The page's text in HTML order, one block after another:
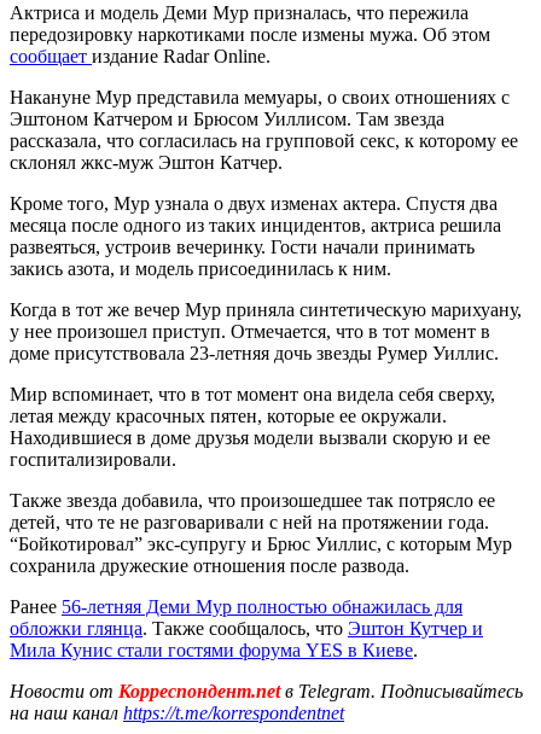
Актриса и модель Деми Мур призналась, что пережила
передозировку наркотиками после измены мужа. Об этом
сообщает издание Radar Online.
Накануне Мур представила мемуары, о своих отношениях с
Эштоном Катчером и Брюсом Уиллисом. Там звезда
рассказала, что согласилась на групповой секс, к которому ее
склонял жкс-муж Эштон Катчер.
Кроме того, Мур узнала о двух изменах актера. Спустя два
месяца после одного из таких инцидентов, актриса решила
развеяться, устроив вечеринку. Гости начали принимать
закись азота, и модель присоединилась к ним.
Когда в тот же вечер Мур приняла синтетическую марихуану,
у нее произошел приступ. Отмечается, что в тот момент в
доме присутствовала 23-летняя дочь звезды Румер Уиллис.
Мир вспоминает, что в тот момент она видела себя сверху,
летая между красочных пятен, которые ее окружали.
Находившиеся в доме друзья модели вызвали скорую и ее
госпитализировали.
Также звезда добавила, что произошедшее так потрясло ее
детей, что те не разговаривали с ней на протяжении года.
“Бойкотировал” экс-супругу и Брюс Уиллис, с которым Мур
сохранила дружеские отношения после развода.
Ранее 56-летняя Деми Мур полностью обнажилась для
обложки глянца. Также сообщалось, что Эштон Кутчер и
Мила Кунис стали гостями форума YES в Киеве.
Новости от Корреспондент.netв Telegram. Подписывайтесь
на наш канал https://t.me/korrespondentnet